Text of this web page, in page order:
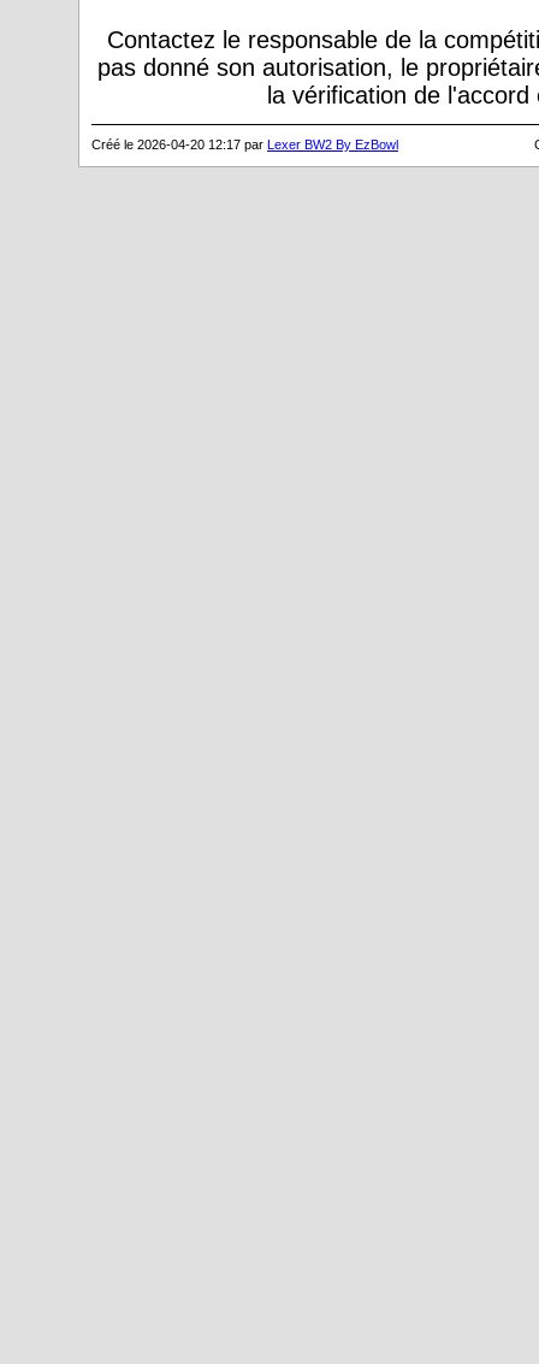
Contactez le responsable de la
pas donné son autorisation, le
la vérification de
Créé le 2026-04-20 12:17 par Lexer BW2 By EzBowl